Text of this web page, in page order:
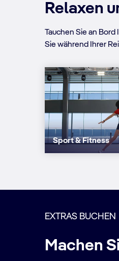
Relaxen
Tauchen Sie an
Sie während Ihrer
Sport & Fitness
EXTRAS BUCHEN
Machen